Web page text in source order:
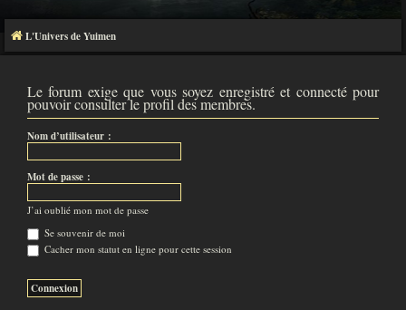
L'Univers de Yuimen
Le forum exige que vous soyez enregistré et connecté pour
pouvoir consulter le profil des membres.
Nom d’utilisateur :
Mot de passe :
J’ai oublié mon mot de passe
Se souvenir de moi
Cacher mon statut en ligne pour cette session